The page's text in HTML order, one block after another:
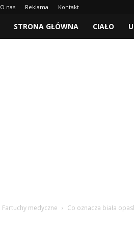
O nas Reklama Kontakt
BodyAndMind.pl
STRONA GŁÓWNA CIAŁO
Fartuchy medyczne Co oznacza biała